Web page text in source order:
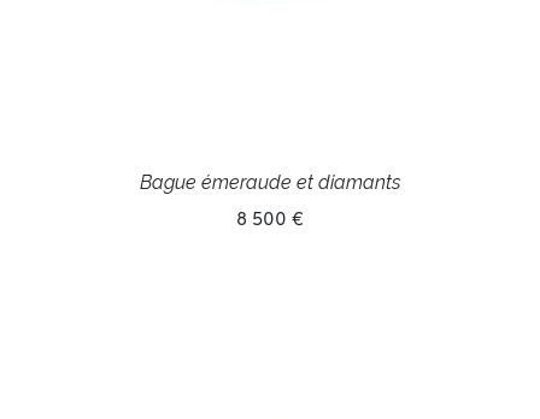
Bague émeraude et diamants
8 500 €